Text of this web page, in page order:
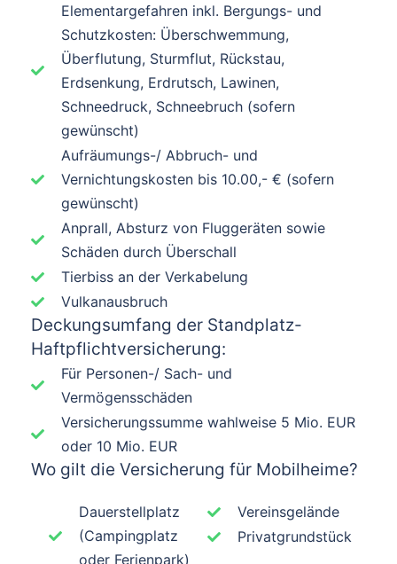
Elementargefahren inkl. Bergungs- und
Schutzkosten: Überschwemmung,
Überflutung, Sturmflut, Rückstau,
Erdsenkung, Erdrutsch, Lawinen,
Schneedruck, Schneebruch (sofern
gewünscht)​
Aufräumungs-/ Abbruch- und
Vernichtungskosten bis 10.00,- € (sofern
gewünscht)
Anprall, Absturz von Fluggeräten sowie
Schäden durch Überschall​
Tierbiss an der Verkabelung​
Vulkanausbruch
Deckungsumfang der Standplatz-
Haftpflichtversicherung:
Für Personen-/ Sach- und
Vermögensschäden
Versicherungssumme wahlweise 5 Mio. EUR
oder 10 Mio. EUR​
Wo gilt die Versicherung für Mobilheime?
Dauerstellplatz
(Campingplatz
oder Ferienpark)
Vereinsgelände
Privatgrundstück